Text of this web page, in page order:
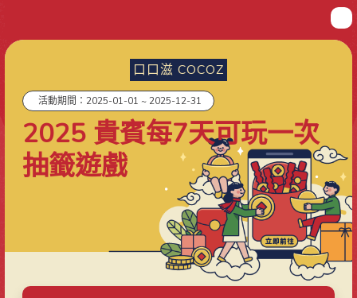
口口滋 COCOZ
活動期間：2025-01-01 ~ 2025-12-31
2025 貴賓每7天可玩一次
抽籤遊戲